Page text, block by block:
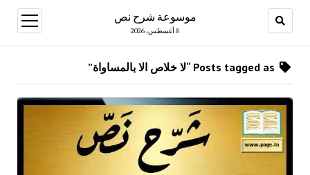
موسوعة شرح نص
8 أغسطس، 2026
open
menu